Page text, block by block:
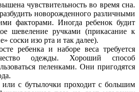
чувствительность во время сна.
новорожденного различными
факторами. Иногда ребенок будит
шевеление ручками (прикасание к
соски изо рта и так далее).
ребенка и наборе веса требуется
одежды. Хороший способ
пеленками. Они пригодятся
с бутылочки проходит с большим